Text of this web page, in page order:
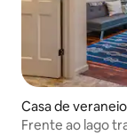
Casa de
Frente ao lago